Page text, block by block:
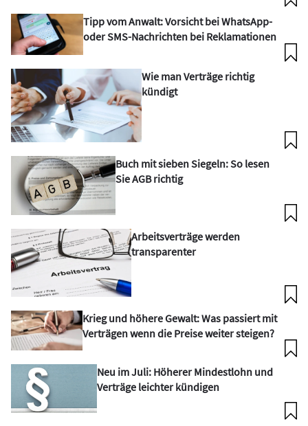
Tipp vom Anwalt: Vorsicht bei WhatsApp-
oder SMS-Nachrichten bei Reklamationen
Wie man Verträge richtig
kündigt
Buch mit sieben Siegeln: So lesen
Sie AGB richtig
Arbeitsverträge werden
transparenter
Krieg und höhere Gewalt: Was passiert mit
Verträgen wenn die Preise weiter steigen?
Neu im Juli: Höherer Mindestlohn und
Verträge leichter kündigen